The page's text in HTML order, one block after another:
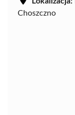
Choszczno